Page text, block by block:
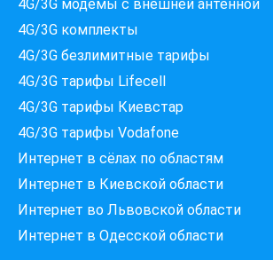
4G/3G модемы c внешней антенной
4G/3G комплекты
4G/3G безлимитные тарифы
4G/3G тарифы Lifecell
4G/3G тарифы Киевстар
4G/3G тарифы Vodafone
Интернет в сёлах по областям
Интернет в Киевской области
Интернет во Львовской области
Интернет в Одесской области
Які провайдери працюють
за вашою адресою?
Перевірте доступність інтернету за 30 секунд
375+ провайдерів в базі
Введіть вашу адресу
Місто, вулиця та номер будинку